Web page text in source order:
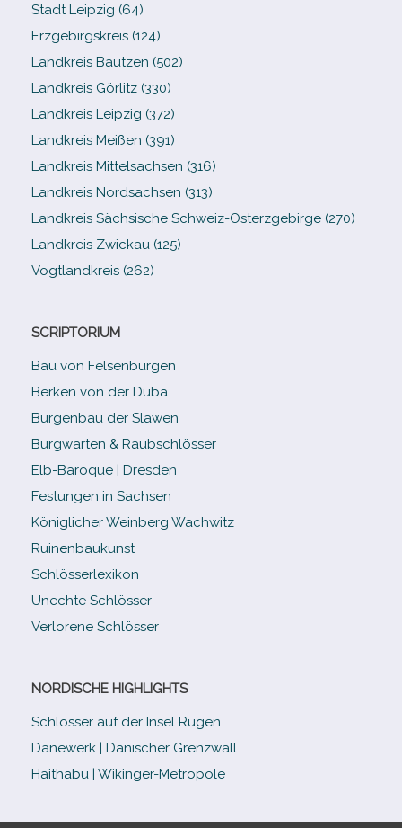
Stadt Leipzig (64)
Erzgebirgskreis (124)
Landkreis Bautzen (502)
Landkreis Görlitz (330)
Landkreis Leipzig (372)
Landkreis Meißen (391)
Landkreis Mittelsachsen (316)
Landkreis Nordsachsen (313)
Landkreis Sächsische Schweiz-​Osterzgebirge (270)
Landkreis Zwickau (125)
Vogtlandkreis (262)
SCRIPTORIUM
Bau von Felsenburgen
Berken von der Duba
Burgenbau der Slawen
Burgwarten & Raubschlösser
Elb-​Baroque | Dresden
Festungen in Sachsen
Königlicher Weinberg Wachwitz
Ruinenbaukunst
Schlösserlexikon
Unechte Schlösser
Verlorene Schlösser
NORDISCHE HIGHLIGHTS
Schlösser auf der Insel Rügen
Danewerk | Dänischer Grenzwall
Haithabu | Wikinger-Metropole